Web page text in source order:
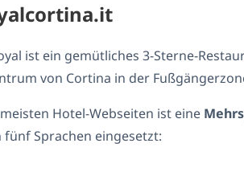
ist ein gemütliches 3-Sterne-
von Cortina in der
Hotel-Webseiten ist eine
fünf Sprachen eingesetzt: